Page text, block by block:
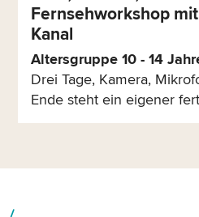
Fernsehworkshop
Kanal
Altersgruppe 10 - 14
Drei Tage, Kamera,
Ende steht ein eigener